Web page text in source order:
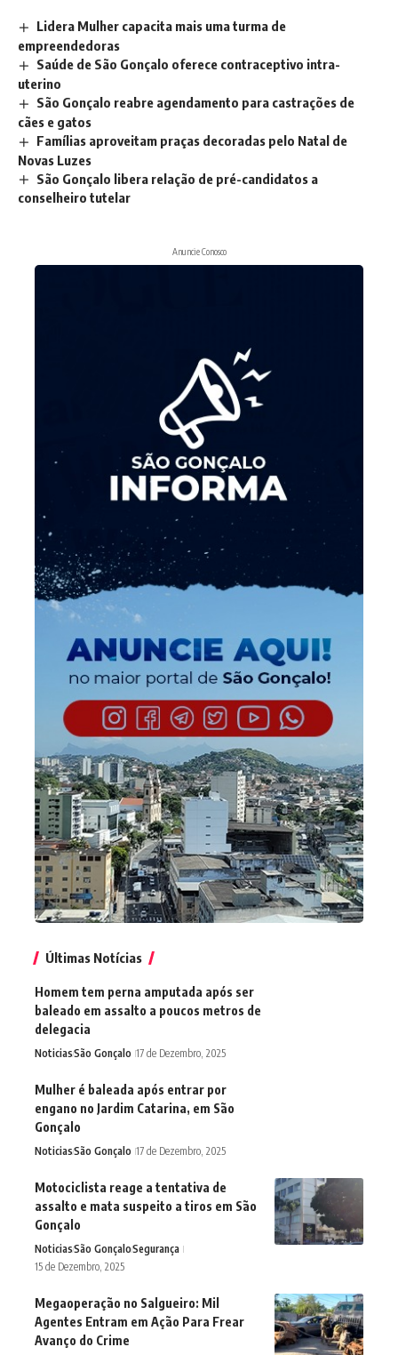
Lidera Mulher capacita mais uma turma de
empreendedoras
Saúde de São Gonçalo oferece contraceptivo intra-
uterino
São Gonçalo reabre agendamento para castrações de
cães e gatos
Famílias aproveitam praças decoradas pelo Natal de
Novas Luzes
São Gonçalo libera relação de pré-candidatos a
conselheiro tutelar
Anuncie Conosco
Últimas Notícias
Homem tem perna amputada após ser
baleado em assalto a poucos metros de
delegacia
NoticiasSão Gonçalo 17 de Dezembro, 2025
Mulher é baleada após entrar por
engano no Jardim Catarina, em São
Gonçalo
NoticiasSão Gonçalo 17 de Dezembro, 2025
Motociclista reage a tentativa de
assalto e mata suspeito a tiros em São
Gonçalo
NoticiasSão GonçaloSegurança
15 de Dezembro, 2025
Megaoperação no Salgueiro: Mil
Agentes Entram em Ação Para Frear
Avanço do Crime